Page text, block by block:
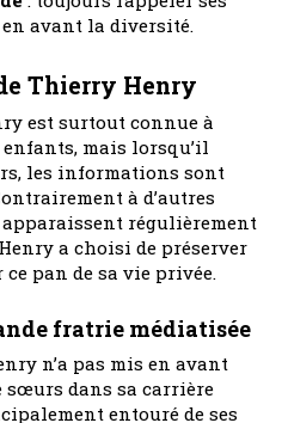
avant la diversité.
Thierry Henry
est surtout connue à
mais lorsqu’il
les informations sont
à d’autres
régulièrement
a choisi de préserver
ce pan de sa vie privée.
fratrie médiatisée
n’a pas mis en avant
sœurs dans sa carrière
entouré de ses